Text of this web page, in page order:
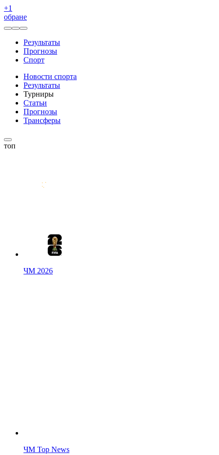
+1
обране
Результаты
Прогнозы
Спорт
Новости спорта
Результаты
Турниры
Статьи
Прогнозы
Трансферы
топ
ЧМ 2026
ЧМ Top News